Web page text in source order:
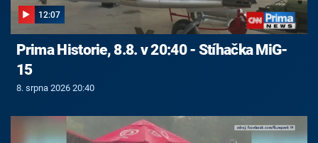
12:07
Prima Historie, 8.8. v 20:40 - Stíhačka MiG-
15
8. srpna 2026 20:40